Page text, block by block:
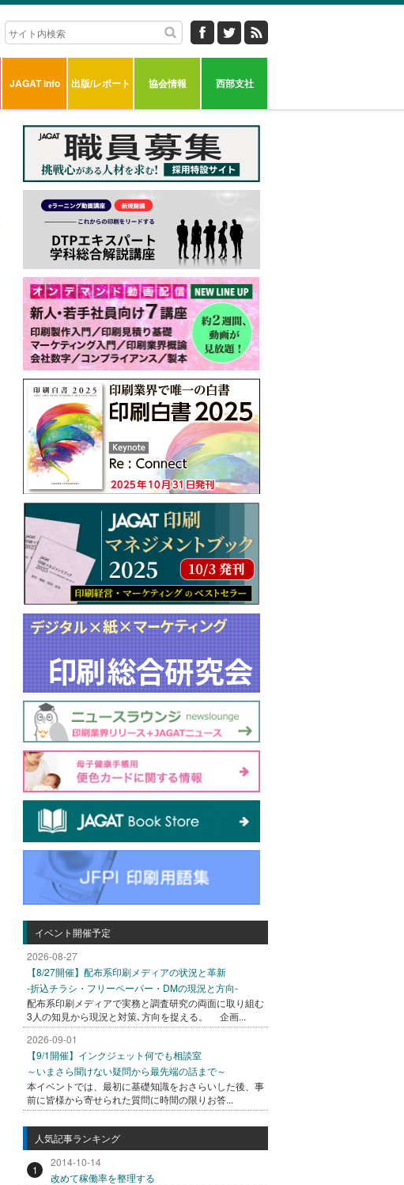
JAGAT info 出版/レポート 協会情報 西部支社
イベント開催予定
2026-08-27
【8/27開催】配布系印刷メディアの状況と革新
-折込チラシ・フリーペーパー・DMの現況と方向-
配布系印刷メディアで実務と調査研究の両面に取り組む
3人の知見から現況と対策､方向を捉える。 企画...
2026-09-01
【9/1開催】インクジェット何でも相談室
～いまさら聞けない疑問から最先端の話まで～
本イベントでは、最初に基礎知識をおさらいした後、事
前に皆様から寄せられた質問に時間の限りお答...
人気記事ランキング
1
2014-10-14
改めて稼働率を整理する